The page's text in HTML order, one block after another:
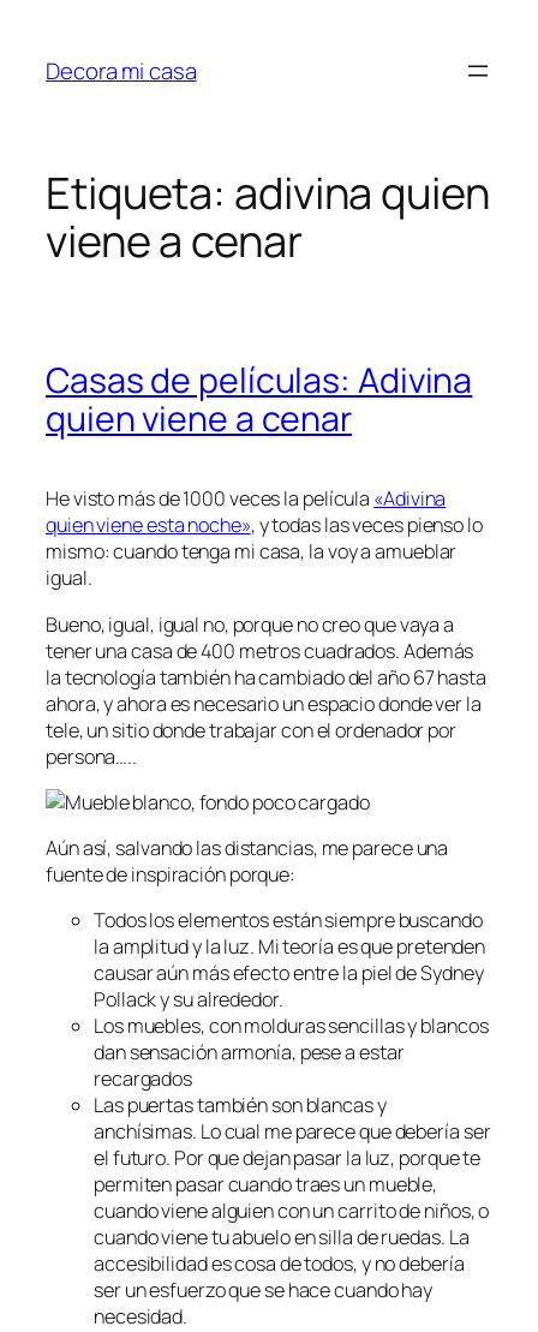
contenido
Decora mi casa
Etiqueta: adivina quien
viene a cenar
Casas de películas: Adivina
quien viene a cenar
He visto más de 1000 veces la película «Adivina
quien viene esta noche», y todas las veces pienso lo
mismo: cuando tenga mi casa, la voy a amueblar
igual.
Bueno, igual, igual no, porque no creo que vaya a
tener una casa de 400 metros cuadrados. Además
la tecnología también ha cambiado del año 67 hasta
ahora, y ahora es necesario un espacio donde ver la
tele, un sitio donde trabajar con el ordenador por
persona…..
Aún así, salvando las distancias, me parece una
fuente de inspiración porque:
Todos los elementos están siempre buscando
la amplitud y la luz. Mi teoría es que pretenden
causar aún más efecto entre la piel de Sydney
Pollack y su alrededor.
Los muebles, con molduras sencillas y blancos
dan sensación armonía, pese a estar
recargados
Las puertas también son blancas y
anchísimas. Lo cual me parece que debería ser
el futuro. Por que dejan pasar la luz, porque te
permiten pasar cuando traes un mueble,
cuando viene alguien con un carrito de niños, o
cuando viene tu abuelo en silla de ruedas. La
accesibilidad es cosa de todos, y no debería
ser un esfuerzo que se hace cuando hay
necesidad.